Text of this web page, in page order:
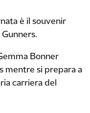
è il souvenir
Bonner
mentre si prepara a
carriera del